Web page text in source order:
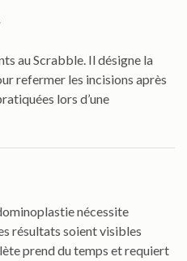
au Scrabble. Il désigne la
refermer les incisions après
lors d’une
nécessite
résultats soient visibles
prend du temps et requiert